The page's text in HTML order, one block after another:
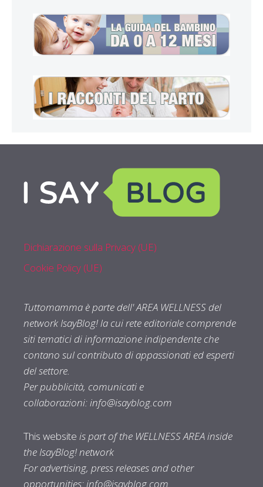
Dichiarazione sulla Privacy (UE)
Cookie Policy (UE)
Tuttomamma è parte dell' AREA WELLNESS del
network IsayBlog! la cui rete editoriale comprende
siti tematici di informazione indipendente che
contano sul contributo di appassionati ed esperti
del settore.
Per pubblicità, comunicati e
collaborazioni:info@isayblog.com
This website is part of the WELLNESS AREA inside
the IsayBlog! network
For advertising, press releases and other
opportunities:info@isayblog.com